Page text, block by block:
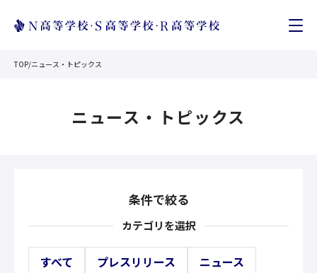
TOP/ニュース・トピックス
ニュース・トピックス
条件で絞る
カテゴリを選択
すべて プレスリリース
ニュース